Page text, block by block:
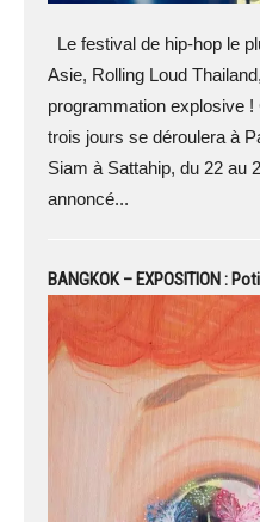
Le festival de hip-hop le
Asie, Rolling Loud
programmation explosive
trois jours se déroulera à
Siam à Sattahip, du 22
annoncé...
BANGKOK – EXPOSITION :